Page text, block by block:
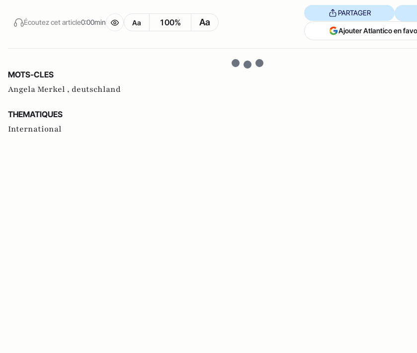
Écoutez cet article0:00min Aa 100% Aa
PARTAGER
Ajouter Atlantico en
MOTS-CLES
Angela Merkel , deutschland
THEMATIQUES
International